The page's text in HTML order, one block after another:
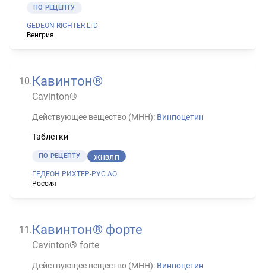
ПО РЕЦЕПТУ
GEDEON RICHTER LTD
Венгрия
10.Кавинтон®
Cavinton®
Действующее вещество (МНН): Винпоцетин
Таблетки
ПО РЕЦЕПТУ ЖНВЛП
ГЕДЕОН РИХТЕР-РУС АО
Россия
11 .Кавинтон® форте
Cavinton® forte
Действующее вещество (МНН): Винпоцетин